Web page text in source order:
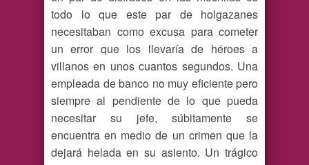
todo lo que este par de holgazanes
necesitaban como excusa para cometer
un error que los llevaría de héroes a
villanos en unos cuantos segundos. Una
empleada de banco no muy eficiente pero
siempre al pendiente de lo que pueda
necesitar su jefe, súbitamente se
encuentra en medio de un crimen que la
dejará helada en su asiento. Un trágico